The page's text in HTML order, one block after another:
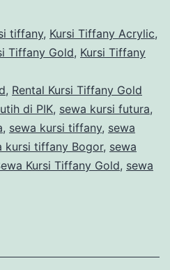
Gold
Dan
Futura
Cover
Putih
di
tiffany, Kursi Tiffany Acrylic,
Tiffany Gold, Kursi Tiffany
, Rental Kursi Tiffany Gold
di PIK, sewa kursi futura,
, sewa kursi tiffany, sewa
kursi tiffany Bogor, sewa
Kursi Tiffany Gold, sewa